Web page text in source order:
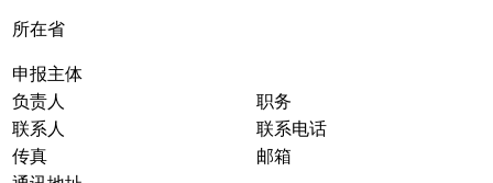
所在省
申报主体
负责人
职务
联系人
联系电话
传真
邮箱